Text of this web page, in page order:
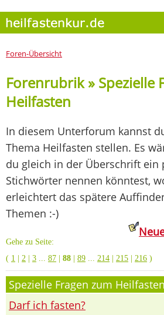
Foren-Übersicht
Forenrubrik » Spezielle
Heilfasten
In diesem Unterforum kannst
Thema Heilfasten stellen. Es
du gleich in der Überschrift ein
Stichwörter nennen könntest,
erleichtert das spätere
Themen :-)
Gehe zu Seite:
( 1 2 3 87 88 89 214 215 216 )
Spezielle Fragen zum Heilfasten
Darf ich fasten?